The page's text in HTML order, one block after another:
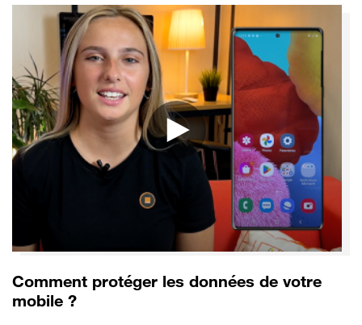
Comment protéger les données de votre
mobile ?